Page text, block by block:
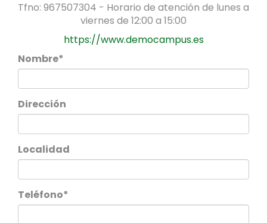
Tfno: 967507304 - Horario de atención de lunes a
viernes de 12:00 a 15:00
https://www.democampus.es
Nombre*
Dirección
Localidad
Teléfono*